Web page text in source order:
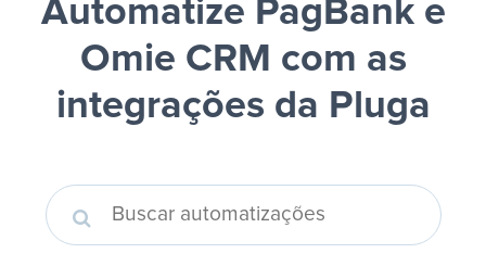
Automatize PagBank e
Omie CRM com as
integrações da Pluga